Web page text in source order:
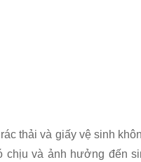
thải và giấy vệ sinh
và ảnh hưởng đến